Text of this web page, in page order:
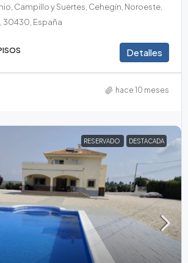
Campillo y Suertes, Cehegín, Noroeste,
30430, España
Detalles
hace 10 meses
RESERVADO DESTACADA